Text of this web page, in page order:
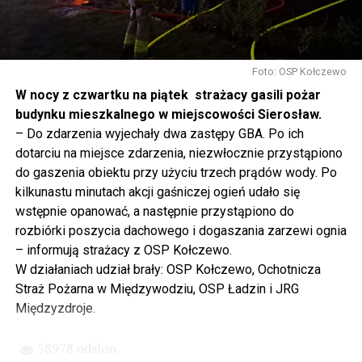
się tutaj nie kończy, Polska się tutaj zaczyna.
Gdyby nie determinacja rządu Prawa i Sprawiedliwości,
to tunel pod Świną do dzisiaj byłby w sferze
projektowania i dyskusji. Ważny tutaj był wkład
samorządu, ale to rząd PiS podjął w tej sprawie
najważniejsze decyzje. Powstał dzięki ogromnej
determinacji rządu najpierw Pani Premier Beaty Szydło,
a następnie Pana Premiera Mateusza Morawieckiego.
Chciałbym podziękować Panu Premierowi za to jak
osobiście pilnował powstania tej inwestycji. Cieszymy
się, że turyści również korzystają z tunelu, cieszymy się,
że wśród tych 4 milionów samochodów, które
przejechały już otwartym tunelem w Świnoujściu,
przyjechało tutaj do nas tak wielu turystów z zagranicy
– powiedział Wiceprezes PiS Joachim Brudziński w
Foto: OSP Kołczewo
W nocy z czwartku na piątek strażacy gasili pożar
budynku mieszkalnego w miejscowości Sierosław.
– Do zdarzenia wyjechały dwa zastępy GBA. Po ich
dotarciu na miejsce zdarzenia, niezwłocznie przystąpiono
do gaszenia obiektu przy użyciu trzech prądów wody. Po
kilkunastu minutach akcji gaśniczej ogień udało się
wstępnie opanować, a następnie przystąpiono do
rozbiórki poszycia dachowego i dogaszania zarzewi ognia
– informują strażacy z OSP Kołczewo.
W działaniach udział brały: OSP Kołczewo, Ochotnicza
Straż Pożarna w Międzywodziu, OSP Ładzin i JRG
Międzyzdroje.